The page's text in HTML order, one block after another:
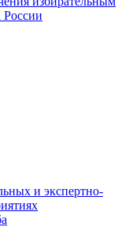
и экспертно-